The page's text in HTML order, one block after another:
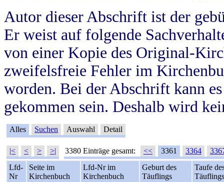
Autor dieser Abschrift ist der
Er weist auf folgende
von einer Kopie des Original-
zweifelsfreie Fehler im
worden. Bei der Abschrift kann
gekommen sein. Deshalb wird
Alles Suchen Auswahl Detail
|< < > >| 3380 Einträge gesamt: << 3361 3364
Lfd-
Nr
Seite im
Kirchenbuch
Lfd-Nr im
Kirchenbuch
Geburt des
Täuflings
Taufe
Täuflings